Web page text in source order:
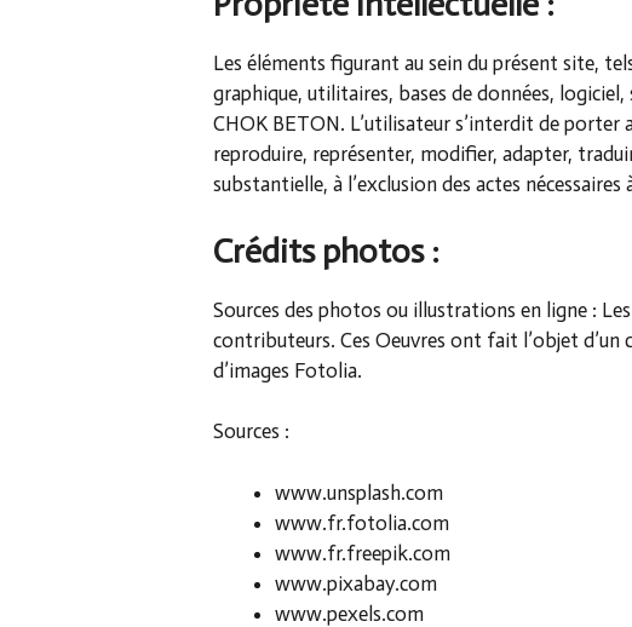
Les éléments figurant au sein du présent site,
graphique, utilitaires, bases de données,
CHOK BETON. L’utilisateur s’interdit de
reproduire, représenter, modifier, adapter,
substantielle, à l’exclusion des actes
Crédits photos :
Sources des photos ou illustrations en ligne :
contributeurs. Ces Oeuvres ont fait l’objet
d’images Fotolia.
Sources :
www.unsplash.com
www.fr.fotolia.com
www.fr.freepik.com
www.pixabay.com
www.pexels.com